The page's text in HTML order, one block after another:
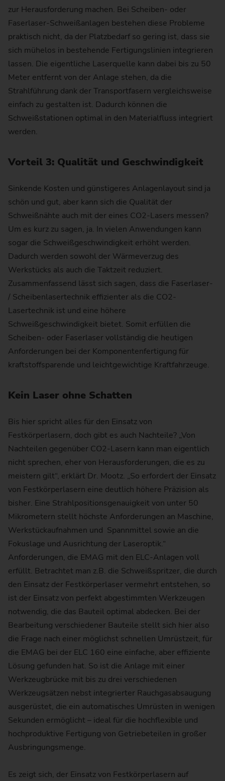
zur Herausforderung machen. Bei Scheiben- oder
Faserlaser-Schweißanlagen bestehen diese Probleme
praktisch nicht, da der Platzbedarf so gering ist, dass sie
sich mühelos in bestehende Fertigungslinien integrieren
lassen. Die eigentliche Laserquelle kann dabei bis zu 50
Meter entfernt von der Anlage stehen, da die
Strahlführung dank der Transportfasern vergleichsweise
einfach zu gestalten ist. Dadurch können die
Schweißstationen optimal in den Materialfluss integriert
werden.
Vorteil 3: Qualität und Geschwindigkeit
Sinkende Kosten und günstigeres Anlagenlayout sind ja
schön und gut, aber kann sich die Qualität der
Schweißnähte auch mit der eines CO2-Lasers messen?
Um es kurz zu sagen, ja. In vielen Anwendungen kann
sogar die Schweißgeschwindigkeit erhöht werden.
Dadurch werden sowohl der Wärmeverzug des
Werkstücks als auch die Taktzeit reduziert.
Zusammenfassend lässt sich sagen, dass die Faserlaser-
/ Scheibenlasertechnik effizienter als die CO2-
Lasertechnik ist und eine höhere
Schweißgeschwindigkeit bietet. Somit erfüllen die
Scheiben- oder Faserlaser vollständig die heutigen
Anforderungen bei der Komponentenfertigung für
kraftstoffsparende und leichtgewichtige Kraftfahrzeuge.
Kein Laser ohne Schatten
Bis hier spricht alles für den Einsatz von
Festkörperlasern, doch gibt es auch Nachteile? „Von
Nachteilen gegenüber CO2-Lasern kann man eigentlich
nicht sprechen, eher von Herausforderungen, die es zu
meistern gilt“, erklärt Dr. Mootz. „So erfordert der Einsatz
von Festkörperlasern eine deutlich höhere Präzision als
bisher. Eine Strahlpositionsgenauigkeit von unter 50
Mikrometern stellt höchste Anforderungen an Maschine,
Werkstückaufnahmen und Spannmittel sowie an die
Fokuslage und Ausrichtung der Laseroptik.“
Anforderungen, die EMAG mit den ELC-Anlagen voll
erfüllt. Betrachtet man z.B. die Schweißspritzer, die durch
den Einsatz der Festkörperlaser vermehrt entstehen, so
ist der Einsatz von perfekt abgestimmten Werkzeugen
notwendig, die das Bauteil optimal abdecken. Bei der
Bearbeitung verschiedener Bauteile stellt sich hier also
die Frage nach einer möglichst schnellen Umrüstzeit, für
die EMAG bei der ELC 160 eine einfache, aber effiziente
Lösung gefunden hat. So ist die Anlage mit einer
Werkzeugbrücke mit bis zu drei verschiedenen
Werkzeugsätzen nebst integrierter Rauchgasabsaugung
ausgerüstet, die ein automatisches Umrüsten in wenigen
Sekunden ermöglicht – ideal für die hochflexible und
hochproduktive Fertigung von Getriebeteilen in großer
Ausbringungsmenge.
Es zeigt sich, der Einsatz von Festkörperlasern auf